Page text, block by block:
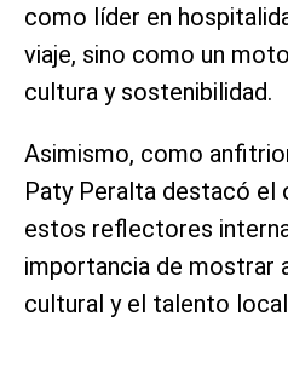
como líder en
viaje, sino como un
cultura y sostenibilidad.
Asimismo, como
Paty Peralta destacó el
estos reflectores
importancia de mostrar
cultural y el talento